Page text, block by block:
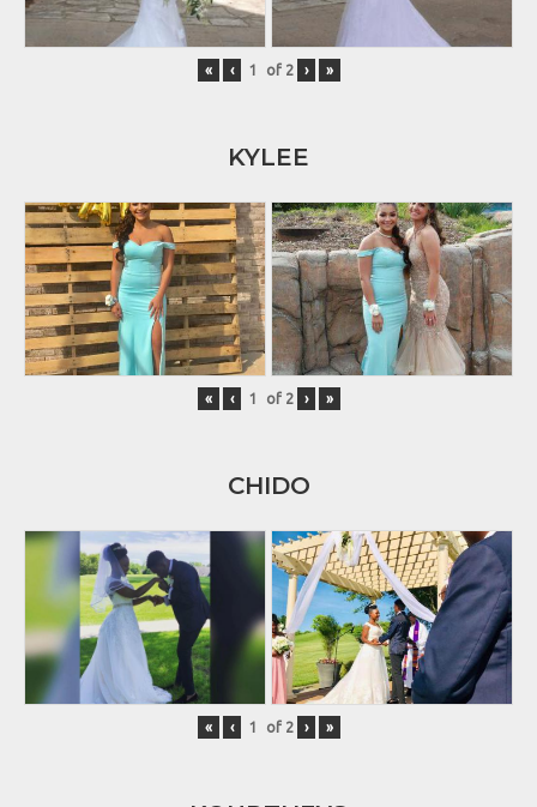
« ‹ of 2 › »
KYLEE
« ‹ of 2 › »
CHIDO
« ‹ of 2 › »